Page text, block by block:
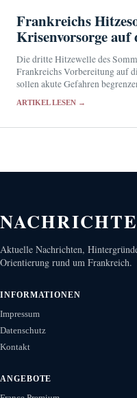
Frankreichs
Krisenvorsorge auf
Die dritte Hitzewelle des
Frankreichs Vorbereitung auf
sollen akute Gefahren
ARTIKEL LESEN →
Aktuelle Nachrichten,
Orientierung rund um Frankreich.
INFORMATIONEN
Impressum
Datenschutz
Kontakt
ANGEBOTE